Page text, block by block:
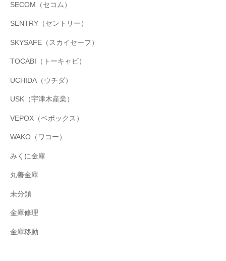
SECOM（セコム）
SENTRY（セントリー）
SKYSAFE（スカイセーフ）
TOCABI（トーキャビ）
UCHIDA（ウチダ）
USK（宇津木産業）
VEPOX（ベポックス）
WAKO（ワコー）
みくに金庫
丸善金庫
未分類
金庫修理
金庫移動